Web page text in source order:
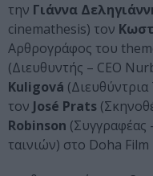
την Γιάννα
cinemathesis) τον
Αρθρογράφος του
(Διευθυντής – CEO
Kuligová
τον José Prats
Robinson (Συγγραφέας
ταινιών) στο Doha